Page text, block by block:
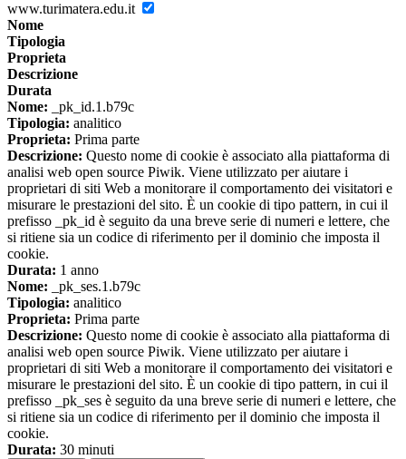
www.turimatera.edu.it
Nome
Tipologia
Proprieta
Descrizione
Durata
Nome: _pk_id.1.b79c
Tipologia: analitico
Proprieta: Prima parte
Descrizione: Questo nome di cookie è associato alla piattaforma di
analisi web open source Piwik. Viene utilizzato per aiutare i
proprietari di siti Web a monitorare il comportamento dei visitatori e
misurare le prestazioni del sito. È un cookie di tipo pattern, in cui il
prefisso _pk_id è seguito da una breve serie di numeri e lettere, che
si ritiene sia un codice di riferimento per il dominio che imposta il
cookie.
Durata: 1 anno
Nome: _pk_ses.1.b79c
Tipologia: analitico
Proprieta: Prima parte
Descrizione: Questo nome di cookie è associato alla piattaforma di
analisi web open source Piwik. Viene utilizzato per aiutare i
proprietari di siti Web a monitorare il comportamento dei visitatori e
misurare le prestazioni del sito. È un cookie di tipo pattern, in cui il
prefisso _pk_ses è seguito da una breve serie di numeri e lettere, che
si ritiene sia un codice di riferimento per il dominio che imposta il
cookie.
Durata: 30 minuti